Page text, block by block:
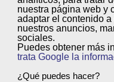
nuestra página web y
adaptar el contenido
nuestros anuncios,
sociales.
Puedes obtener más
trata Google la
¿Qué puedes hacer?
Por nuestros
Amazon AWS, Oracle,
las Universidades de
de las organizaciones